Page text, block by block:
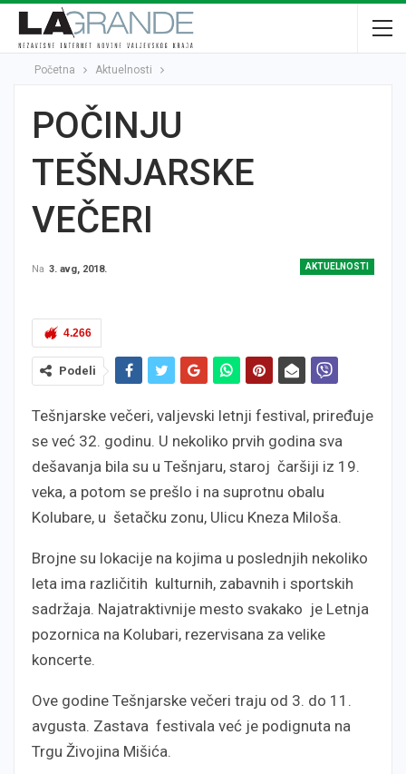
Početna Aktuelnosti
POČINJU
TEŠNJARSKE
VEČERI
AKTUELNOSTI
Na 3. avg, 2018.
4.266
Podeli
Tešnjarske večeri, valjevski letnji festival, priređuje
se već 32. godinu. U nekoliko prvih godina sva
dešavanja bila su u Tešnjaru, staroj čaršiji iz 19.
veka, a potom se prešlo i na suprotnu obalu
Kolubare, u šetačku zonu, Ulicu Kneza Miloša.
Brojne su lokacije na kojima u poslednjih nekoliko
leta ima različitih kulturnih, zabavnih i sportskih
sadržaja. Najatraktivnije mesto svakako je Letnja
pozornica na Kolubari, rezervisana za velike
koncerte.
Ove godine Tešnjarske večeri traju od 3. do 11.
avgusta. Zastava festivala već je podignuta na
Trgu Živojina Mišića.